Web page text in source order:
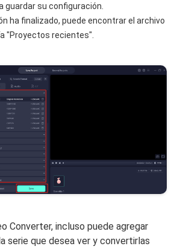
guardar su configuración.
ha finalizado, puede encontrar el archivo
"Proyectos recientes".
Converter, incluso puede agregar
serie que desea ver y convertirlas